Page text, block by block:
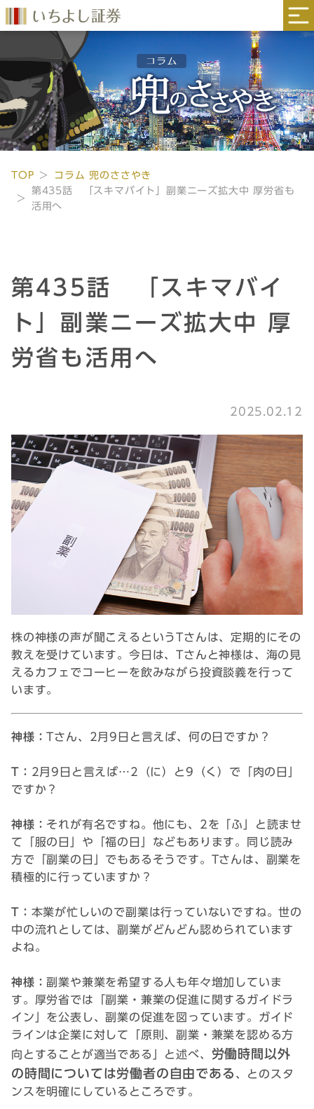
TOP
コラム 兜のささやき
第435話 「スキマバイト」副業ニーズ拡大中 厚労省も
活用へ
第435話 「スキマバイ
ト」副業ニーズ拡大中 厚
労省も活用へ
2025.02.12
株の神様の声が聞こえるというTさんは、定期的にその
教えを受けています。今日は、Tさんと神様は、海の見
えるカフェでコーヒーを飲みながら投資談義を行って
います。
神様：Tさん、2月9日と言えば、何の日ですか？
T： 2月9日と言えば…2（に）と9（く）で「肉の日」
ですか？
神様： それが有名ですね。他にも、2を「ふ」と読ませ
て「服の日」や「福の日」などもあります。同じ読み
方で「副業の日」でもあるそうです。Tさんは、副業を
積極的に行っていますか？
T： 本業が忙しいので副業は行っていないですね。世の
中の流れとしては、副業がどんどん認められています
よね。
神様： 副業や兼業を希望する人も年々増加していま
す。厚労省では「副業・兼業の促進に関するガイドラ
イン」を公表し、副業の促進を図っています。ガイド
ラインは企業に対して「原則、副業・兼業を認める方
向とすることが適当である」と述べ、 労働時間以外
の時間については労働者の自由である 、とのスタ
ンスを明確にしているところです。